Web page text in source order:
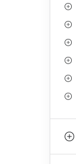
l